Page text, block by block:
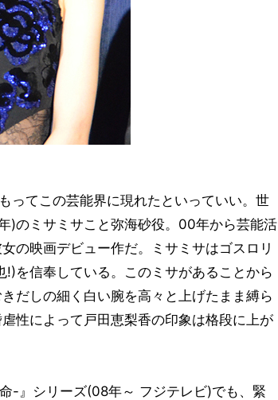
ってこの芸能界に現れたといっていい。世
)のミサミサこと弥海砂役。00年から芸能活
の映画デビュー作だ。ミサミサはゴスロリ
を信奉している。このミサがあることから
だしの細く白い腕を高々と上げたまま縛ら
性によって戸田恵梨香の印象は格段に上が
-』シリーズ(08年～ フジテレビ)でも、緊